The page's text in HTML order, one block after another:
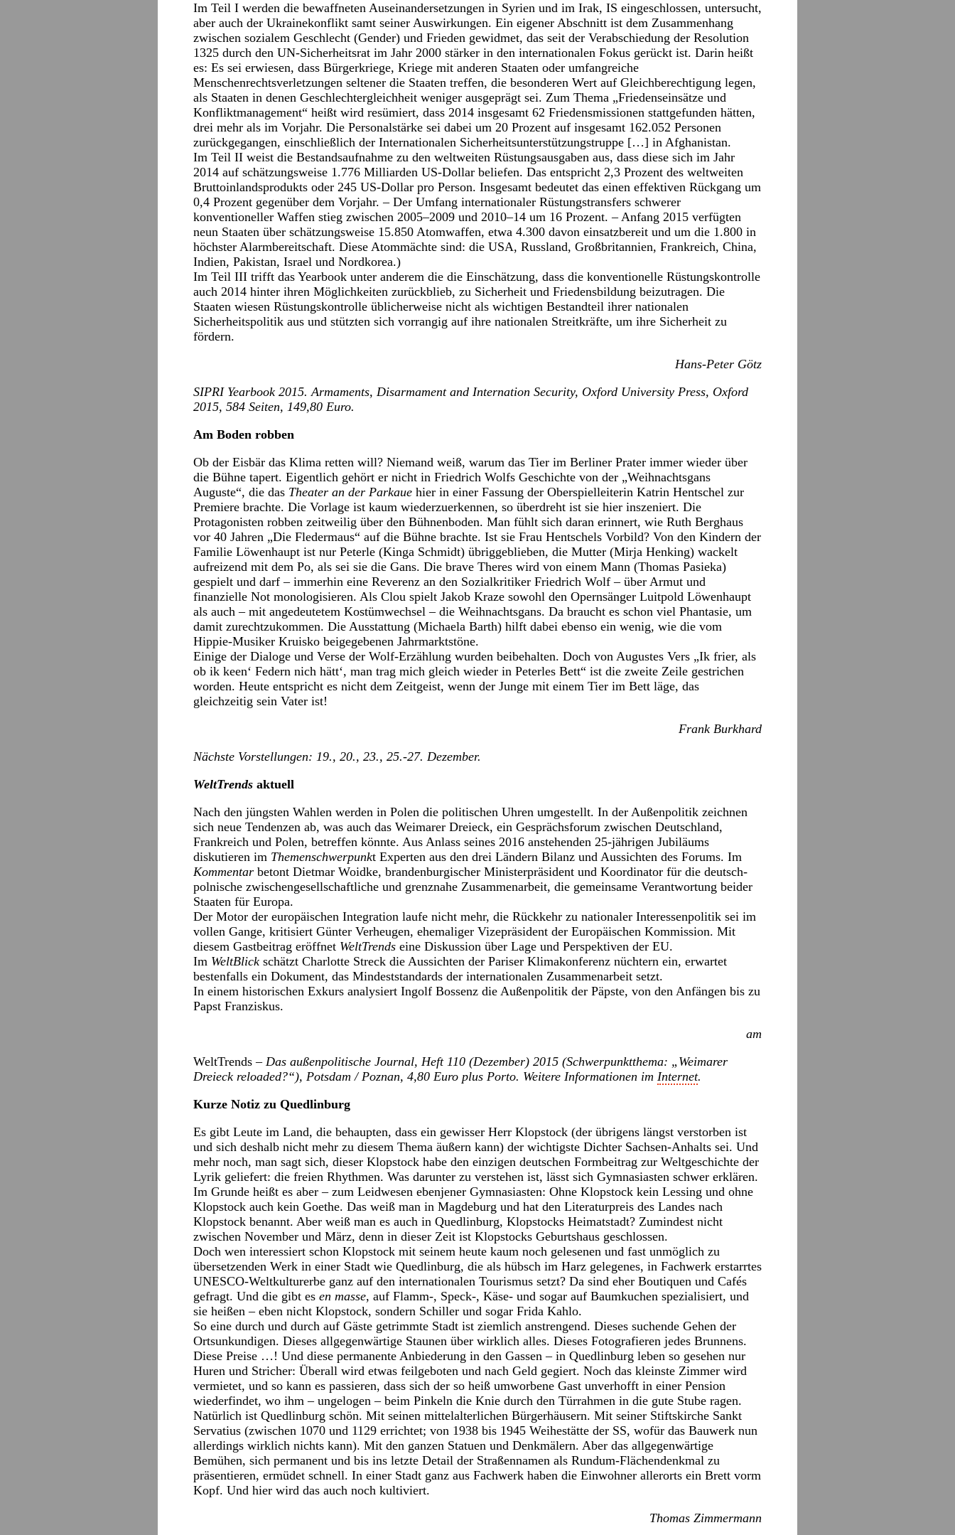
Im Teil I werden die bewaffneten Auseinandersetzungen in Syrien und im Irak, IS eingeschlossen, untersucht,
aber auch der Ukrainekonflikt samt seiner Auswirkungen. Ein eigener Abschnitt ist dem Zusammenhang
zwischen sozialem Geschlecht (Gender) und Frieden gewidmet, das seit der Verabschiedung der Resolution
1325 durch den UN-Sicherheitsrat im Jahr 2000 stärker in den internationalen Fokus gerückt ist. Darin heißt
es: Es sei erwiesen, dass Bürgerkriege, Kriege mit anderen Staaten oder umfangreiche
Menschenrechtsverletzungen seltener die Staaten treffen, die besonderen Wert auf Gleichberechtigung legen,
als Staaten in denen Geschlechtergleichheit weniger ausgeprägt sei. Zum Thema „Friedenseinsätze und
Konfliktmanagement“ heißt wird resümiert, dass 2014 insgesamt 62 Friedensmissionen stattgefunden hätten,
drei mehr als im Vorjahr. Die Personalstärke sei dabei um 20 Prozent auf insgesamt 162.052 Personen
zurückgegangen, einschließlich der Internationalen Sicherheitsunterstützungstruppe […] in Afghanistan.
Im Teil II weist die Bestandsaufnahme zu den weltweiten Rüstungsausgaben aus, dass diese sich im Jahr
2014 auf schätzungsweise 1.776 Milliarden US-Dollar beliefen. Das entspricht 2,3 Prozent des weltweiten
Bruttoinlandsprodukts oder 245 US-Dollar pro Person. Insgesamt bedeutet das einen effektiven Rückgang um
0,4 Prozent gegenüber dem Vorjahr. – Der Umfang internationaler Rüstungstransfers schwerer
konventioneller Waffen stieg zwischen 2005–2009 und 2010–14 um 16 Prozent. – Anfang 2015 verfügten
neun Staaten über schätzungsweise 15.850 Atomwaffen, etwa 4.300 davon einsatzbereit und um die 1.800 in
höchster Alarmbereitschaft. Diese Atommächte sind: die USA, Russland, Großbritannien, Frankreich, China,
Indien, Pakistan, Israel und Nordkorea.)
Im Teil III trifft das Yearbook unter anderem die die Einschätzung, dass die konventionelle Rüstungskontrolle
auch 2014 hinter ihren Möglichkeiten zurückblieb, zu Sicherheit und Friedensbildung beizutragen. Die
Staaten wiesen Rüstungskontrolle üblicherweise nicht als wichtigen Bestandteil ihrer nationalen
Sicherheitspolitik aus und stützten sich vorrangig auf ihre nationalen Streitkräfte, um ihre Sicherheit zu
fördern.
Hans-Peter Götz
SIPRI Yearbook 2015. Armaments, Disarmament and Internation Security, Oxford University Press, Oxford
2015, 584 Seiten, 149,80 Euro.
Am Boden robben
Ob der Eisbär das Klima retten will? Niemand weiß, warum das Tier im Berliner Prater immer wieder über
die Bühne tapert. Eigentlich gehört er nicht in Friedrich Wolfs Geschichte von der „Weihnachtsgans
Auguste“, die das Theater an der Parkaue hier in einer Fassung der Oberspielleiterin Katrin Hentschel zur
Premiere brachte. Die Vorlage ist kaum wiederzuerkennen, so überdreht ist sie hier inszeniert. Die
Protagonisten robben zeitweilig über den Bühnenboden. Man fühlt sich daran erinnert, wie Ruth Berghaus
vor 40 Jahren „Die Fledermaus“ auf die Bühne brachte. Ist sie Frau Hentschels Vorbild? Von den Kindern der
Familie Löwenhaupt ist nur Peterle (Kinga Schmidt) übriggeblieben, die Mutter (Mirja Henking) wackelt
aufreizend mit dem Po, als sei sie die Gans. Die brave Theres wird von einem Mann (Thomas Pasieka)
gespielt und darf – immerhin eine Reverenz an den Sozialkritiker Friedrich Wolf – über Armut und
finanzielle Not monologisieren. Als Clou spielt Jakob Kraze sowohl den Opernsänger Luitpold Löwenhaupt
als auch – mit angedeutetem Kostümwechsel – die Weihnachtsgans. Da braucht es schon viel Phantasie, um
damit zurechtzukommen. Die Ausstattung (Michaela Barth) hilft dabei ebenso ein wenig, wie die vom
Hippie-Musiker Kruisko beigegebenen Jahrmarktstöne.
Einige der Dialoge und Verse der Wolf-Erzählung wurden beibehalten. Doch von Augustes Vers „Ik frier, als
ob ik keen‘ Federn nich hätt‘, man trag mich gleich wieder in Peterles Bett“ ist die zweite Zeile gestrichen
worden. Heute entspricht es nicht dem Zeitgeist, wenn der Junge mit einem Tier im Bett läge, das
gleichzeitig sein Vater ist!
Frank Burkhard
Nächste Vorstellungen: 19., 20., 23., 25.-27. Dezember.
WeltTrends aktuell
Nach den jüngsten Wahlen werden in Polen die politischen Uhren umgestellt. In der Außenpolitik zeichnen
sich neue Tendenzen ab, was auch das Weimarer Dreieck, ein Gesprächsforum zwischen Deutschland,
Frankreich und Polen, betreffen könnte. Aus Anlass seines 2016 anstehenden 25-jährigen Jubiläums
diskutieren im Themenschwerpunkt Experten aus den drei Ländern Bilanz und Aussichten des Forums. Im
Kommentar betont Dietmar Woidke, brandenburgischer Ministerpräsident und Koordinator für die deutsch-
polnische zwischengesellschaftliche und grenznahe Zusammenarbeit, die gemeinsame Verantwortung beider
Staaten für Europa.
Der Motor der europäischen Integration laufe nicht mehr, die Rückkehr zu nationaler Interessenpolitik sei im
vollen Gange, kritisiert Günter Verheugen, ehemaliger Vizepräsident der Europäischen Kommission. Mit
diesem Gastbeitrag eröffnet WeltTrends eine Diskussion über Lage und Perspektiven der EU.
Im WeltBlick schätzt Charlotte Streck die Aussichten der Pariser Klimakonferenz nüchtern ein, erwartet
bestenfalls ein Dokument, das Mindeststandards der internationalen Zusammenarbeit setzt.
In einem historischen Exkurs analysiert Ingolf Bossenz die Außenpolitik der Päpste, von den Anfängen bis zu
Papst Franziskus.
am
WeltTrends – Das außenpolitische Journal, Heft 110 (Dezember) 2015 (Schwerpunktthema: „Weimarer
Dreieck reloaded?“), Potsdam / Poznan, 4,80 Euro plus Porto. Weitere Informationen im Internet.
Kurze Notiz zu Quedlinburg
Es gibt Leute im Land, die behaupten, dass ein gewisser Herr Klopstock (der übrigens längst verstorben ist
und sich deshalb nicht mehr zu diesem Thema äußern kann) der wichtigste Dichter Sachsen-Anhalts sei. Und
mehr noch, man sagt sich, dieser Klopstock habe den einzigen deutschen Formbeitrag zur Weltgeschichte der
Lyrik geliefert: die freien Rhythmen. Was darunter zu verstehen ist, lässt sich Gymnasiasten schwer erklären.
Im Grunde heißt es aber – zum Leidwesen ebenjener Gymnasiasten: Ohne Klopstock kein Lessing und ohne
Klopstock auch kein Goethe. Das weiß man in Magdeburg und hat den Literaturpreis des Landes nach
Klopstock benannt. Aber weiß man es auch in Quedlinburg, Klopstocks Heimatstadt? Zumindest nicht
zwischen November und März, denn in dieser Zeit ist Klopstocks Geburtshaus geschlossen.
Doch wen interessiert schon Klopstock mit seinem heute kaum noch gelesenen und fast unmöglich zu
übersetzenden Werk in einer Stadt wie Quedlinburg, die als hübsch im Harz gelegenes, in Fachwerk erstarrtes
UNESCO-Weltkulturerbe ganz auf den internationalen Tourismus setzt? Da sind eher Boutiquen und Cafés
gefragt. Und die gibt es en masse, auf Flamm-, Speck-, Käse- und sogar auf Baumkuchen spezialisiert, und
sie heißen – eben nicht Klopstock, sondern Schiller und sogar Frida Kahlo.
So eine durch und durch auf Gäste getrimmte Stadt ist ziemlich anstrengend. Dieses suchende Gehen der
Ortsunkundigen. Dieses allgegenwärtige Staunen über wirklich alles. Dieses Fotografieren jedes Brunnens.
Diese Preise …! Und diese permanente Anbiederung in den Gassen – in Quedlinburg leben so gesehen nur
Huren und Stricher: Überall wird etwas feilgeboten und nach Geld gegiert. Noch das kleinste Zimmer wird
vermietet, und so kann es passieren, dass sich der so heiß umworbene Gast unverhofft in einer Pension
wiederfindet, wo ihm – ungelogen – beim Pinkeln die Knie durch den Türrahmen in die gute Stube ragen.
Natürlich ist Quedlinburg schön. Mit seinen mittelalterlichen Bürgerhäusern. Mit seiner Stiftskirche Sankt
Servatius (zwischen 1070 und 1129 errichtet; von 1938 bis 1945 Weihestätte der SS, wofür das Bauwerk nun
allerdings wirklich nichts kann). Mit den ganzen Statuen und Denkmälern. Aber das allgegenwärtige
Bemühen, sich permanent und bis ins letzte Detail der Straßennamen als Rundum-Flächendenkmal zu
präsentieren, ermüdet schnell. In einer Stadt ganz aus Fachwerk haben die Einwohner allerorts ein Brett vorm
Kopf. Und hier wird das auch noch kultiviert.
Thomas Zimmermann